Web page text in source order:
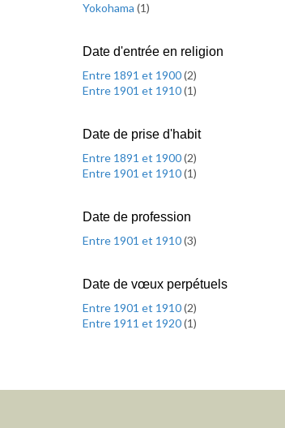
Yokohama (1)
Date d'entrée en religion
Entre 1891 et 1900(2)
Entre 1901 et 1910(1)
Date de prise d'habit
Entre 1891 et 1900(2)
Entre 1901 et 1910(1)
Date de profession
Entre 1901 et 1910(3)
Date de vœux perpétuels
Entre 1901 et 1910(2)
Entre 1911 et 1920(1)